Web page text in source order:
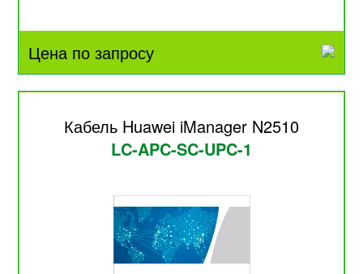
Цена по запросу
Кабель Huawei iManager N2510
LC-APC-SC-UPC-1